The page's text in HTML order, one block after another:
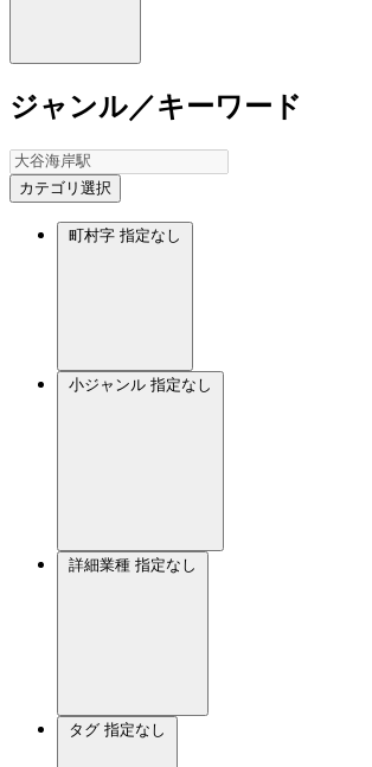
ジャンル／キーワード
カテゴリ選択
町村字 指定なし
小ジャンル 指定なし
詳細業種 指定なし
タグ 指定なし